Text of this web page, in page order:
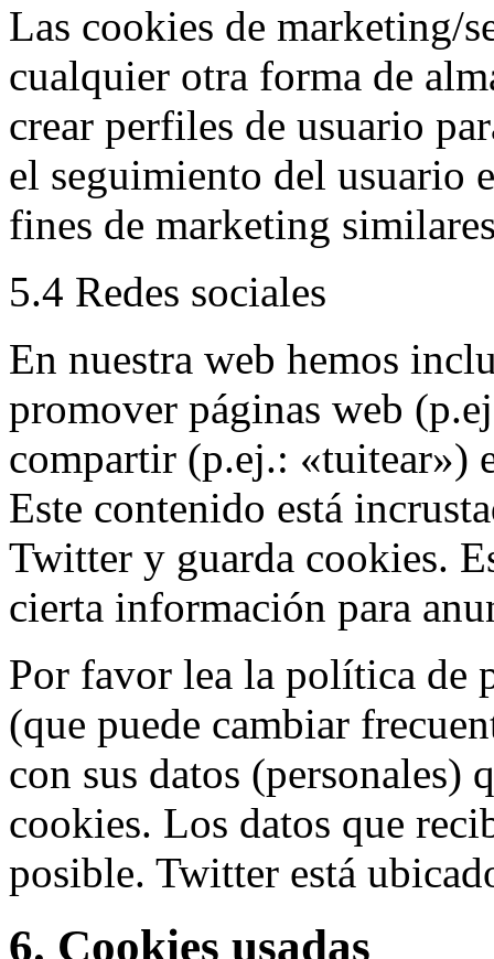
Las cookies de marketing/
cualquier otra forma de
crear perfiles de usuario
el seguimiento del usuario
fines de marketing
5.4 Redes sociales
En nuestra web hemos
promover páginas web
compartir (p.ej.: «tuitear»)
Este contenido está
Twitter y guarda cookies.
cierta información para
Por favor lea la política de
(que puede cambiar
con sus datos (personales)
cookies. Los datos que
posible. Twitter está
6. Cookies usadas